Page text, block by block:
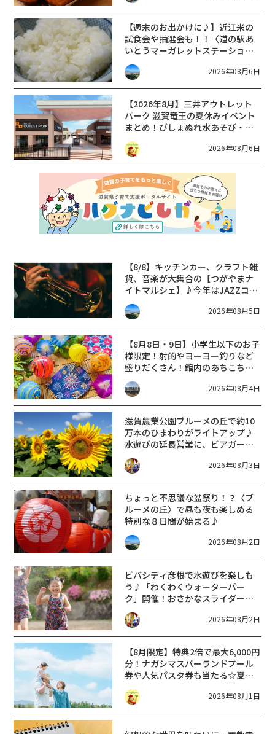
【週末のお出かけに♪】近江米の
試食会や抽選会も！！〈道の駅あ
いとうマーガレットステーショ
ン〉でお米の特別イベント開催☆
2026年08月6日
【2026年8月】三井アウトレット
パーク 滋賀竜王の夏休みイベント
まとめ！びしょぬれ水あそび・激
辛グルメ・フォトコンテストまで
盛りだくさん！
2026年08月6日
【8/8】キッチンカー、クラフト雑
貨、音楽が大集合の【つがやまナ
イトマルシェ】♪今年はJAZZコン
サートも同時開催☆
2026年08月5日
【8月8日・9日】小学生以下のお子
様限定！射的やヨーヨー釣りなど
盛りだくさん！館内のあちこちに
ちびっこ縁日開催♪【モリーブ】
2026年08月4日
滋賀農業公園ブルーメの丘で約10
万本のひまわりがライトアップ♪
水遊びの延長営業に、ビアガーデ
ンがお得な夏の大感謝価格に！
2026年08月3日
ちょっと不思議な盆祭り！？〈ブ
ルーメの丘〉で昼も夜も楽しめる
特別な８日間が始まる♪
2026年08月2日
ビバシティ彦根で水遊びを楽しも
う♪「わくわくウォーターパー
ク」開催！おさかなスライダーや
水の射的をはじめ、プールわな
げ、おもちゃリンゴつり、おもち
2026年08月2日
【8月限定】特典2倍で最大6,000円
分！ナガシマスパーランドプール
券や人気パスタ券も当たる☆夏休
みは「ハウスセレクション彦根」
へGO！
2026年08月1日